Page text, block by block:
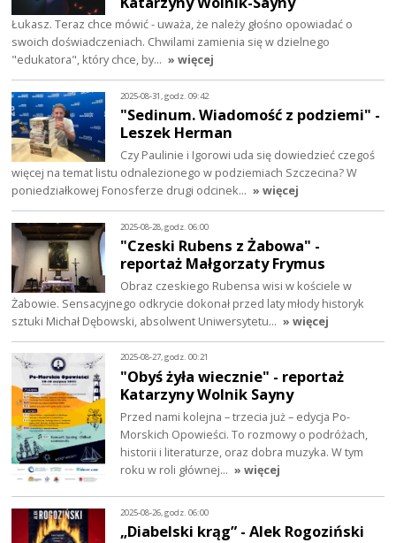
Łukasz. Teraz chce mówić - uważa, że należy głośno opowiadać o
swoich doświadczeniach. Chwilami zamienia się w dzielnego
"edukatora", który chce, by… » więcej
2025-08-31, godz. 09:42
"Sedinum. Wiadomość z podziemi" -
Leszek Herman
Czy Paulinie i Igorowi uda się dowiedzieć czegoś
więcej na temat listu odnalezionego w podziemiach Szczecina? W
poniedziałkowej Fonosferze drugi odcinek… » więcej
2025-08-28, godz. 06:00
"Czeski Rubens z Żabowa" -
reportaż Małgorzaty Frymus
Obraz czeskiego Rubensa wisi w kościele w
Żabowie. Sensacyjnego odkrycie dokonał przed laty młody historyk
sztuki Michał Dębowski, absolwent Uniwersytetu… » więcej
2025-08-27, godz. 00:21
"Obyś żyła wiecznie" - reportaż
Katarzyny Wolnik Sayny
Przed nami kolejna – trzecia już – edycja Po-
Morskich Opowieści. To rozmowy o podróżach,
historii i literaturze, oraz dobra muzyka. W tym
roku w roli głównej… » więcej
2025-08-26, godz. 06:00
„Diabelski krąg” - Alek Rogoziński